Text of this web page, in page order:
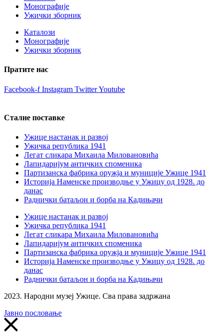
Монографије
Ужички зборник
Каталози
Монографије
Ужички зборник
Пратите нас
Facebook-f Instagram TwitterYoutube
Сталне поставке
Ужице настанак и развој
Ужичка република 1941
Легат сликара Михаила Миловановића
Лапидаријум античких споменика
Партизанска фабрика оружја и муниције Ужице 1941
Историја Наменске производње у Ужицу од 1928. до
данас
Раднички батаљон и борба на Кадињачи
Ужице настанак и развој
Ужичка република 1941
Легат сликара Михаила Миловановића
Лапидаријум античких споменика
Партизанска фабрика оружја и муниције Ужице 1941
Историја Наменске производње у Ужицу од 1928. до
данас
Раднички батаљон и борба на Кадињачи
2023. Народни музеј Ужице. Сва права задржана
Јавно пословање